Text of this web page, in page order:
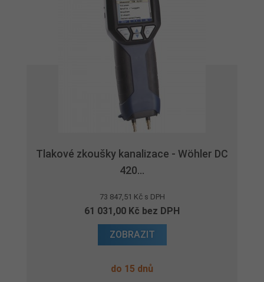
Tlakové zkoušky kanalizace - Wöhler DC
420...
73 847,51 Kč s DPH
61 031,00 Kč bez DPH
ZOBRAZIT
do 15 dnů